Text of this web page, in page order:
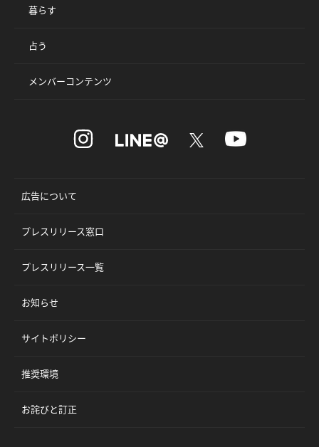
暮らす
占う
メンバーコンテンツ
広告について
プレスリリース窓口
プレスリリース一覧
お知らせ
サイトポリシー
推奨環境
お詫びと訂正